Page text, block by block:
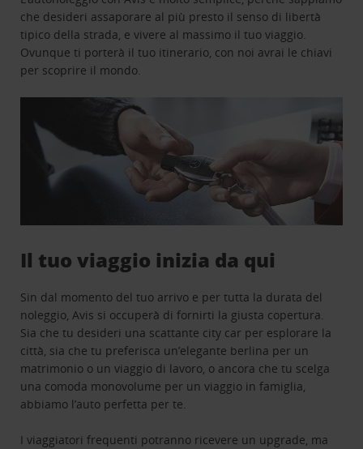
che desideri assaporare al più presto il senso di libertà
tipico della strada, e vivere al massimo il tuo viaggio.
Ovunque ti porterà il tuo itinerario, con noi avrai le chiavi
per scoprire il mondo.
Il tuo viaggio inizia da qui
Sin dal momento del tuo arrivo e per tutta la durata del
noleggio, Avis si occuperà di fornirti la giusta copertura.
Sia che tu desideri una scattante city car per esplorare la
città, sia che tu preferisca un’elegante berlina per un
matrimonio o un viaggio di lavoro, o ancora che tu scelga
una comoda monovolume per un viaggio in famiglia,
abbiamo l’auto perfetta per te.
I viaggiatori frequenti potranno ricevere un upgrade, ma